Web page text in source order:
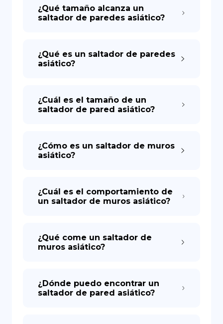
¿Qué tamaño alcanza un
saltador de paredes asiático?
¿Qué es un saltador de paredes
asiático?
¿Cuál es el tamaño de un
saltador de pared asiático?
¿Cómo es un saltador de muros
asiático?
¿Cuál es el comportamiento de
un saltador de muros asiático?
¿Qué come un saltador de
muros asiático?
¿Dónde puedo encontrar un
saltador de pared asiático?